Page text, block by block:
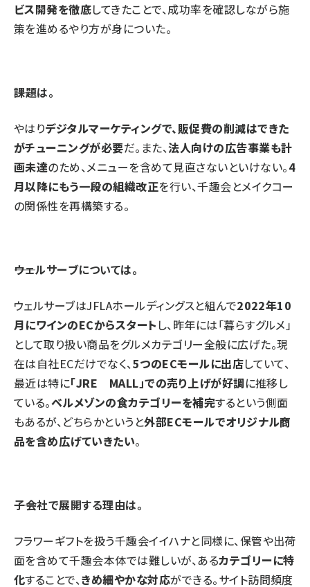
ビス開発を徹底してきたことで、成功率を確認しながら施
策を進めるやり方が身についた。
――課題は。
やはりデジタルマーケティングで、販促費の削減はできた
がチューニングが必要だ。また、法人向けの広告事業も計
画未達のため、メニューを含めて見直さないといけない。4
月以降にもう一段の組織改正を行い、千趣会とメイクコー
の関係性を再構築する。
――ウェルサーブについては。
ウェルサーブはJFLAホールディングスと組んで2022年10
月にワインのECからスタートし、昨年には「暮らすグルメ」
として取り扱い商品をグルメカテゴリー全般に広げた。現
在は自社ECだけでなく、5つのECモールに出店していて、
最近は特に「JRE MALL」での売り上げが好調に推移し
ている。ベルメゾンの食カテゴリーを補完するという側面
もあるが、どちらかというと外部ECモールでオリジナル商
品を含め広げていきたい。
――子会社で展開する理由は。
フラワーギフトを扱う千趣会イイハナと同様に、保管や出荷
面を含めて千趣会本体では難しいが、あるカテゴリーに特
化することで、きめ細やかな対応ができる。サイト訪問頻度